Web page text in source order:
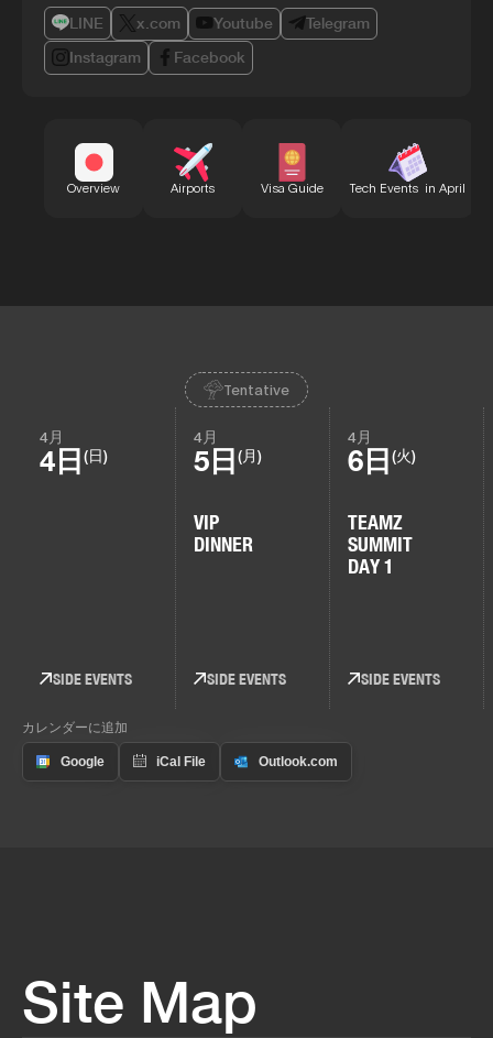
LINE x.com Youtube
Telegram
Instagram
Facebook
Overview Airports Visa Guide Tech Events in April
Tentative
4月
4日 (日)
SIDE EVENTS
4月
5日 (月)
VIP
DINNER
SIDE EVENTS
4月
6日 (火)
TEAMZ
SUMMIT
DAY 1
SIDE EVENTS
カレンダーに追加
Site Map